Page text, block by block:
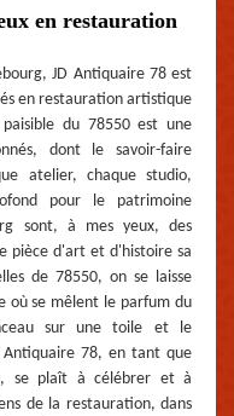
en restauration
JD Antiquaire 78 est
en restauration artistique
du 78550 est une
dont le savoir-faire
atelier, chaque studio,
pour le patrimoine
sont, à mes yeux, des
pièce d'art et d'histoire sa
de 78550, on se laisse
où se mêlent le parfum du
sur une toile et le
78, en tant que
se plaît à célébrer et à
de la restauration, dans